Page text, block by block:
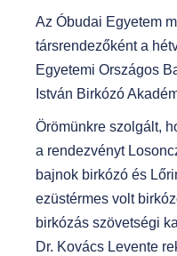
Az Óbudai Egyetem
társrendezőként a
Egyetemi Országos
István Birkózó
Örömünkre szolgált,
a rendezvényt
bajnok birkózó és
ezüstérmes volt
birkózás szövetségi
Dr. Kovács Levente